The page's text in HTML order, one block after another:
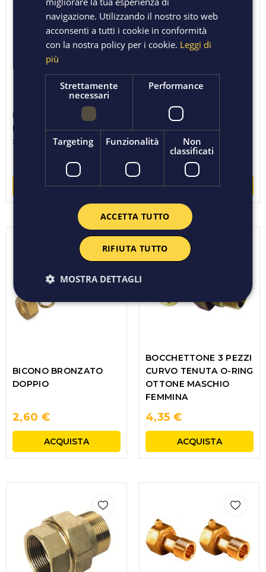
BATTERIA X CASSETTA
PORCELLANA TRIPLO
SCARICO PROHYDRO
36,60 €
ACQUISTA
BICCHIERE AUMENTO
INNESTO IN
POLIPROPILENE Ø
ACQUISTA
BICONO BRONZATO
DOPPIO
2,60 €
ACQUISTA
BOCCHETTONE 3 PEZZI
CURVO TENUTA O-RING
OTTONE MASCHIO
FEMMINA
4,35 €
ACQUISTA
navigazione. Utilizzando il nostro sito web
acconsenti a tutti i cookie in conformità
con la nostra policy per i cookie. Leggi di
più
Strettamente
necessari
Performance
Targeting Funzionalità
Non
classificati
ACCETTA TUTTO
RIFIUTA TUTTO
MOSTRA DETTAGLI